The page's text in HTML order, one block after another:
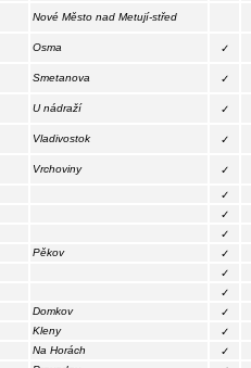
Nové Město nad Metují-střed
Osma ✓
Smetanova ✓
U nádraží ✓
Vladivostok ✓
Vrchoviny
✓
✓
✓
✓
Pěkov
✓
✓
✓
Domkov
✓
Kleny
✓
Na Horách
✓